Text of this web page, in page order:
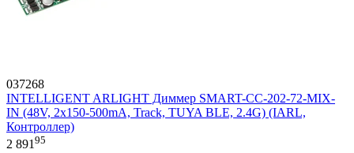
037268
INTELLIGENT ARLIGHT Диммер SMART-CC-202-72-MIX-
IN (48V, 2x150-500mA, Track, TUYA BLE, 2.4G) (IARL,
Контроллер)
2 89195